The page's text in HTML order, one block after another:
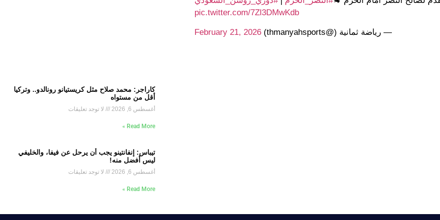
pic.twitter.com/7Zl3DMwKdb
— رياضة ثمانية (@thmanyahsports) February 21, 2026
كاراجر: محمد صلاح مثل كريستيانو رونالدو.. وتركيا
أقل من مستواه
أغسطس 6, 2026 لا توجد تعليقات
Read More »
تيباس: إنفانتينو يجب أن يرحل عن فيفا، والخليفي
ليس أفضل منه!
أغسطس 6, 2026 لا توجد تعليقات
Read More »